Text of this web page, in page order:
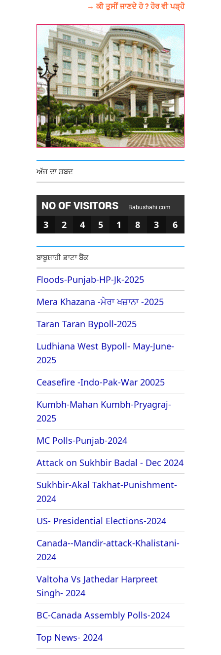
→ ਕੀ ਤੁਸੀਂ ਜਾਣਦੇ ਹੋ ? ਹੋਰ ਵੀ ਪੜ੍ਹੋ
ਅੱਜ ਦਾ ਸ਼ਬਦ
NO OF VISITORS Babushahi.com
3 2 4 5 1 8 3 6
ਬਾਬੂਸ਼ਾਹੀ ਡਾਟਾ ਬੈਂਕ
Floods-Punjab-HP-Jk-2025
Mera Khazana -ਮੇਰਾ ਖਜ਼ਾਨਾ -2025
Taran Taran Bypoll-2025
Ludhiana West Bypoll- May-June-
2025
Ceasefire -Indo-Pak-War 20025
Kumbh-Mahan Kumbh-Pryagraj-
2025
MC Polls-Punjab-2024
Attack on Sukhbir Badal - Dec 2024
Sukhbir-Akal Takhat-Punishment-
2024
US- Presidential Elections-2024
Canada--Mandir-attack-Khalistani-
2024
Valtoha Vs Jathedar Harpreet
Singh- 2024
BC-Canada Assembly Polls-2024
Top News- 2024